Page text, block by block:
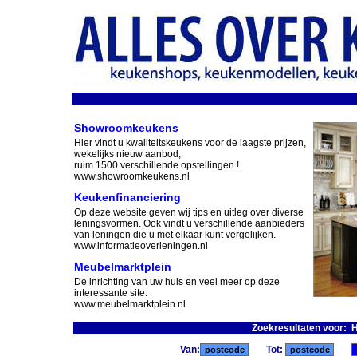
Showroomkeukens
Hier vindt u kwaliteitskeukens voor de laagste prijzen,
wekelijks nieuw aanbod,
ruim 1500 verschillende opstellingen !
www.showroomkeukens.nl
Keukenfinanciering
Op deze website geven wij tips en uitleg over diverse
leningsvormen. Ook vindt u verschillende aanbieders
van leningen die u met elkaar kunt vergelijken.
www.informatieoverleningen.nl
Meubelmarktplein
De inrichting van uw huis en veel meer op deze
interessante site.
www.meubelmarktplein.nl
Zoekresultaten voor:
Van: Tot: